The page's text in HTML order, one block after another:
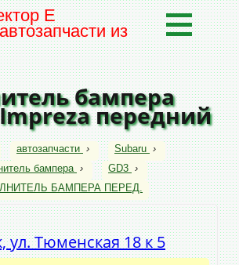
Е
из
бампера
передний
автозапчасти › Subaru ›
бампера › GD3 ›
БАМПЕРА ПЕРЕД.
ул. Тюменская 18 к 5